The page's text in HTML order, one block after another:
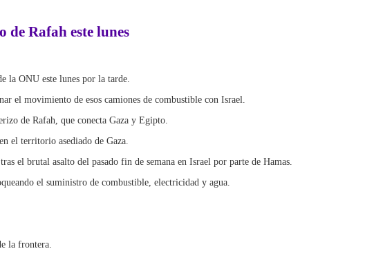
de Rafah este lunes
la ONU este lunes por la tarde.
el movimiento de esos camiones de combustible con Israel.
de Rafah, que conecta Gaza y Egipto.
el territorio asediado de Gaza.
el brutal asalto del pasado fin de semana en Israel por parte de Hamas.
el suministro de combustible, electricidad y agua.
la frontera.